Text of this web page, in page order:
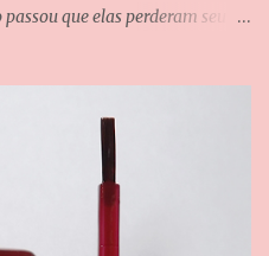
que elas perderam seu
iluminação, mas que
usadas duas camadas para
do verniz da Saloon para
eu quero que vocês me
da Vult favorito? Até o